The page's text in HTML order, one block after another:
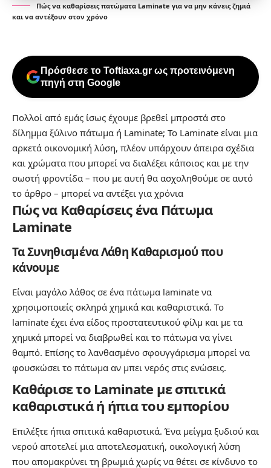
Πώς να καθαρίσεις πατώματα Laminate για να μην κάνεις ζημιά
και να αντέξουν στον χρόνο
Πρόσθεσε το Toftiaxa.gr ως προτεινόμενη
πηγή στη Google
Πολλοί από εμάς ίσως έχουμε βρεθεί μπροστά στο
δίλημμα ξύλινο πάτωμα ή Laminate; To Laminate είναι μια
αρκετά οικονομική λύση, πλέον υπάρχουν άπειρα σχέδια
και χρώματα που μπορεί να διαλέξει κάποιος και με την
σωστή φροντίδα – που με αυτή θα ασχοληθούμε σε αυτό
το άρθρο – μπορεί να αντέξει για χρόνια
Πώς να Καθαρίσεις ένα Πάτωμα
Laminate
ΤαΣυνηθισμένα Λάθη Καθαρισμού που
κάνουμε
Είναι μαγάλο λάθος σε ένα πάτωμα laminate να
χρησιμοποιείς σκληρά χημικά και καθαριστικά. Το
laminate έχει ένα είδος προστατευτικού φίλμ και με τα
χημικά μπορεί να διαβρωθεί και το πάτωμα να γίνει
θαμπό. Επίσης το λανθασμένο σφουγγάρισμα μπορεί να
φουσκώσει το πάτωμα αν μπει νερός στις ενώσεις.
Καθάρισε το Laminate με σπιτικά
καθαριστικά ή ήπια του εμπορίου
Επιλέξτε ήπια σπιτικά καθαριστικά. Ένα μείγμα ξυδιού και
νερού αποτελεί μια αποτελεσματική, οικολογική λύση
που απομακρύνει τη βρωμιά χωρίς να θέτει σε κίνδυνο το